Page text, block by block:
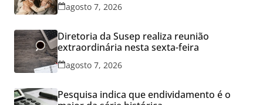
agosto 7, 2026
Diretoria da Susep realiza reunião
extraordinária nesta sexta-feira
agosto 7, 2026
Pesquisa indica que endividamento é o